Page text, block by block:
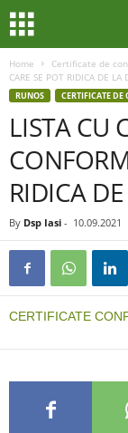
Home Certificate de
CARE SE POT RIDICA DE LA
RUNOS CERTIFICATE DE
LISTA CU
RIDICA
By Dsp Iasi - 10.09.2021
CERTIFICATE